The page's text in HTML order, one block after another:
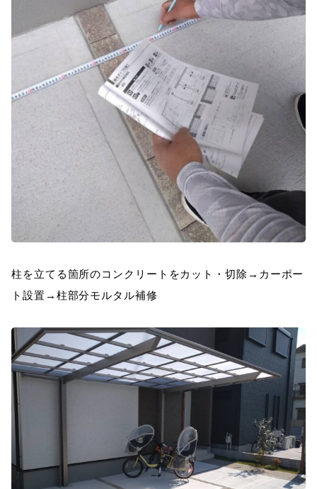
柱を立てる箇所のコンクリートをカット・切除→カーポー
ト設置→柱部分モルタル補修